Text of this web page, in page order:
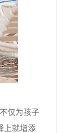
仅为孩子
上就增添